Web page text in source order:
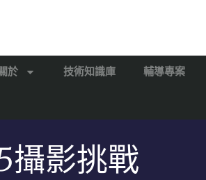
關於 技術知識庫 輔導專案
攝影挑戰